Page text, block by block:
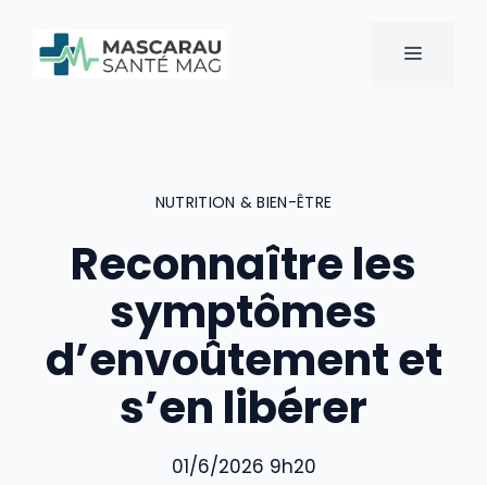
contenu
MENU
NUTRITION & BIEN-ÊTRE
Reconnaître les
symptômes
d’envoûtement et
s’en libérer
01/6/2026 9h20